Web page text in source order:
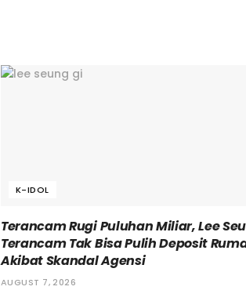
K-IDOL
Terancam Rugi Puluhan Miliar, Lee
Terancam Tak Bisa Pulih Deposit
Akibat Skandal Agensi
AUGUST 7, 2026